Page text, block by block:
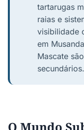
tartarugas
raias e
visibilidade
em
Mascate
secundários.